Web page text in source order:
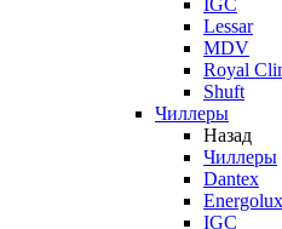
IGC
Lessar
MDV
Royal
Shuft
Чиллеры
Назад
Чиллеры
Dantex
Energolux
IGC